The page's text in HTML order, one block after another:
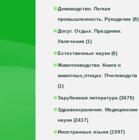
Домоводство. Легкая
промышленность. Рукоделие (8)
Досуг. Отдых. Праздники.
Увлечения (1)
Естественные науки (6)
Животноводство. Книги о
животных,птицах. Пчеловодств
(1)
Зарубежная литература (3676)
Здравоохранение. Медицинские
науки (2417)
Иностранные языки (1597)